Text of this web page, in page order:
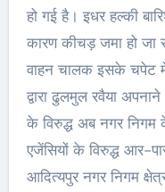
हो गई है। इधर हल्की
कारण कीचड़ जमा हो जा
वाहन चालक इसके चपेट
द्वारा ढुलमुल रवैया
के विरुद्ध अब नगर निगम
एजेंसियों के विरुद्ध आर-
आदित्यपुर नगर निगम